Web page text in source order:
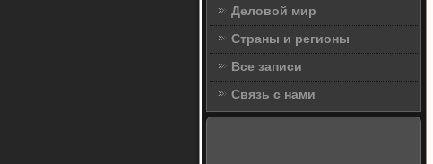
Деловой мир
Страны и регионы
Все записи
Связь с нами